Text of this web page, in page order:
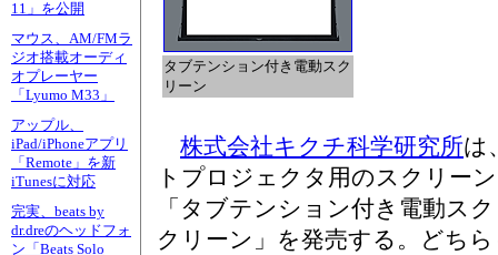
11」を公開
マウス、AM/FMラ
ジオ搭載オーディ
オプレーヤー
「Lyumo M33」
アップル、
iPad/iPhoneアプリ
「Remote」を新
iTunesに対応
完実、beats by
dr.dreのヘッドフォ
ン「Beats Solo
タブテンション付き電動スク
リーン
株式会社キクチ科学研究所は
トプロジェクタ用のスクリー
「タブテンション付き電動ス
クリーン」を発売する。どち